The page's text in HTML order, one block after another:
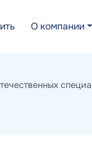
О компании